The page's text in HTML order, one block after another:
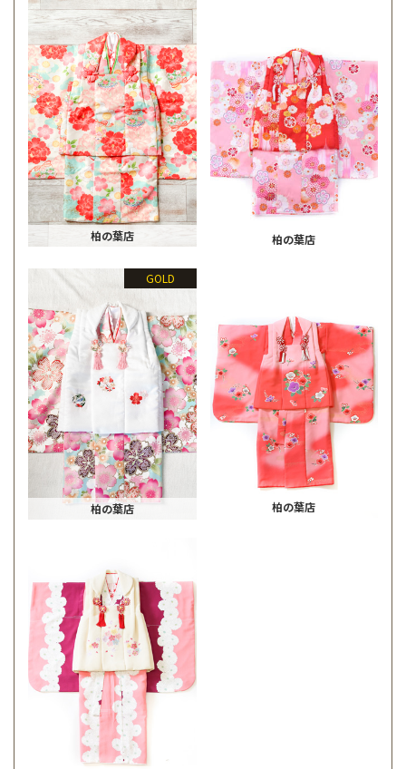
柏の葉店 柏の葉店
GOLD
柏の葉店 柏の葉店